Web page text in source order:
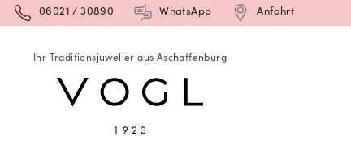
06021 / 30890 WhatsApp Anfahrt
Ihr Traditionsjuwelier aus Aschaffenburg